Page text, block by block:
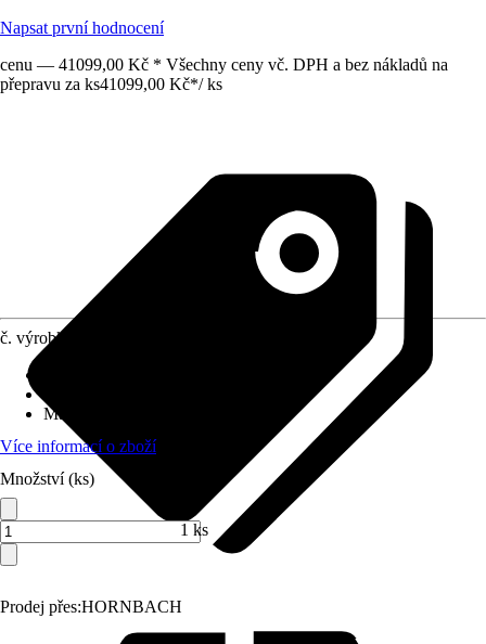
Napsat první hodnocení
cenu — 41099,00 Kč * Všechny ceny vč. DPH a bez nákladů na
přepravu za ks41099,00 Kč*/ ks
Prodej přes:HORNBACH
č. výrobku
Materiál
Více informací o zboží
Množství (ks)
1 ks